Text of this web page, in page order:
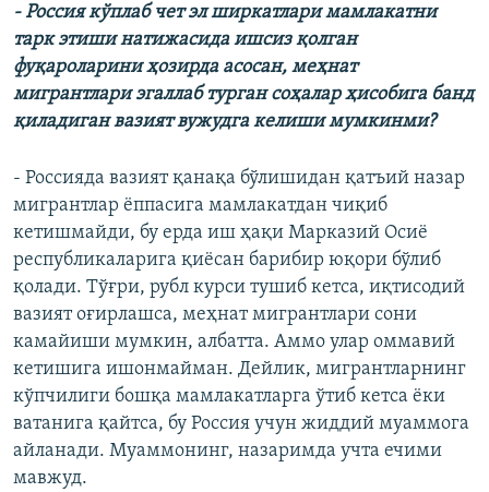
- Россия кўплаб чет эл ширкатлари мамлакатни
тарк этиши натижасида ишсиз қолган
фуқароларини ҳозирда асосан, меҳнат
мигрантлари эгаллаб турган соҳалар ҳисобига банд
қиладиган вазият вужудга келиши мумкинми?
- Россияда вазият қанақа бўлишидан қатъий назар
мигрантлар ёппасига мамлакатдан чиқиб
кетишмайди, бу ерда иш ҳақи Марказий Осиё
республикаларига қиёсан барибир юқори бўлиб
қолади. Тўғри, рубл курси тушиб кетса, иқтисодий
вазият оғирлашса, меҳнат мигрантлари сони
камайиши мумкин, албатта. Аммо улар оммавий
кетишига ишонмайман. Дейлик, мигрантларнинг
кўпчилиги бошқа мамлакатларга ўтиб кетса ёки
ватанига қайтса, бу Россия учун жиддий муаммога
айланади. Муаммонинг, назаримда учта ечими
мавжуд.